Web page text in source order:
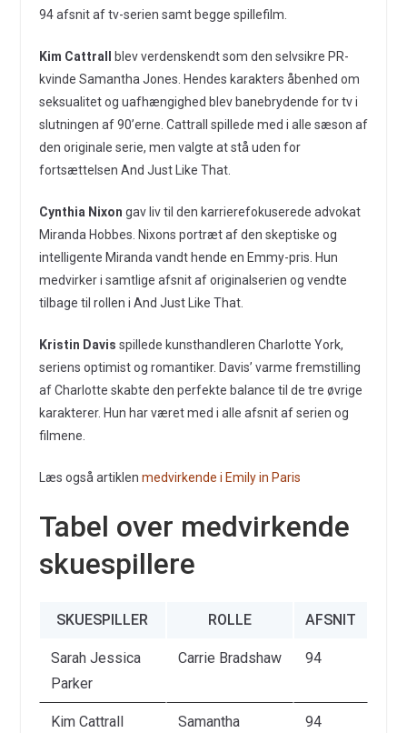
94 afsnit af tv-serien samt begge spillefilm.
Kim Cattrall
blev verdenskendt som den selvsikre PR-
kvinde Samantha Jones. Hendes karakters åbenhed om
seksualitet og uafhængighed blev banebrydende for tv i
slutningen af 90’erne. Cattrall spillede med i alle sæson af
den originale serie, men valgte at stå uden for
fortsættelsen And Just Like That.
Cynthia Nixon gav liv til den karrierefokuserede advokat
Miranda Hobbes. Nixons portræt af den skeptiske og
intelligente Miranda vandt hende en Emmy-pris. Hun
medvirker i samtlige afsnit af originalserien og vendte
tilbage til rollen i And Just Like That.
Kristin Davis spillede kunsthandleren Charlotte York,
seriens optimist og romantiker. Davis’ varme fremstilling
af Charlotte skabte den perfekte balance til de tre øvrige
karakterer. Hun har været med i alle afsnit af serien og
filmene.
Læs også artiklen medvirkende i Emily in Paris
Tabel over medvirkende
skuespillere
SKUESPILLER ROLLE AFSNIT
Sarah Jessica
Parker
Carrie Bradshaw 94
Kim Cattrall
Samantha
94